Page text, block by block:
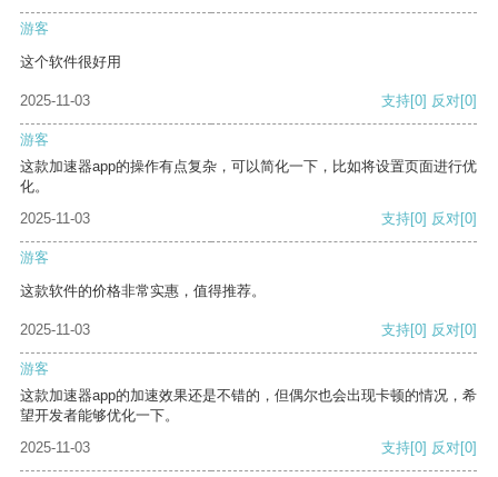
游客
这个软件很好用
2025-11-03 支持[0] 反对[0]
游客
这款加速器app的操作有点复杂，可以简化一下，比如将设置页面进行优
化。
2025-11-03
支持[0] 反对[0]
游客
这款软件的价格非常实惠，值得推荐。
2025-11-03 支持[0] 反对[0]
游客
这款加速器app的加速效果还是不错的，但偶尔也会出现卡顿的情况，希
望开发者能够优化一下。
2025-11-03
支持[0] 反对[0]